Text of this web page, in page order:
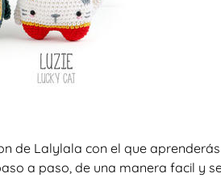
de Lalylala con el que
a paso, de una manera facil y